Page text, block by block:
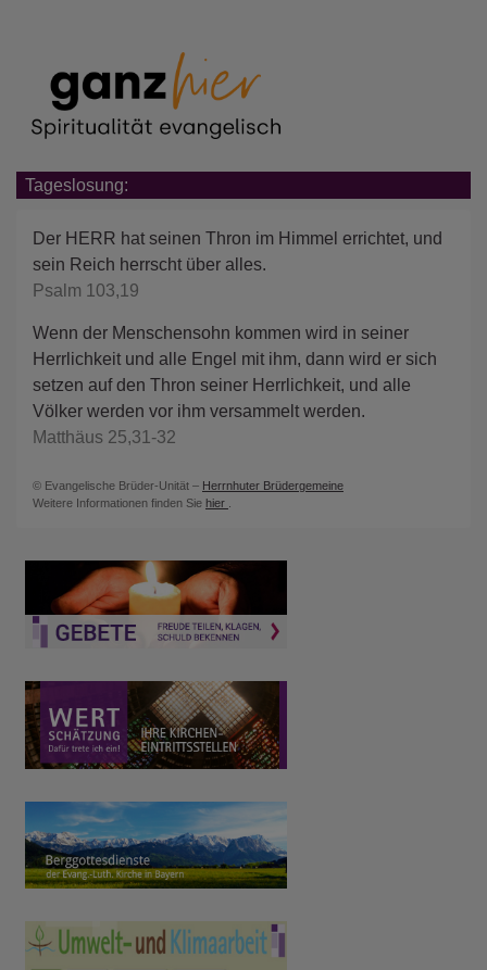
Tageslosung:
Der HERR hat seinen Thron im Himmel errichtet, und
sein Reich herrscht über alles.
Psalm 103,19
Wenn der Menschensohn kommen wird in seiner
Herrlichkeit und alle Engel mit ihm, dann wird er sich
setzen auf den Thron seiner Herrlichkeit, und alle
Völker werden vor ihm versammelt werden.
Matthäus 25,31-32
© Evangelische Brüder-Unität – Herrnhuter Brüdergemeine
Weitere Informationen finden Sie hier .